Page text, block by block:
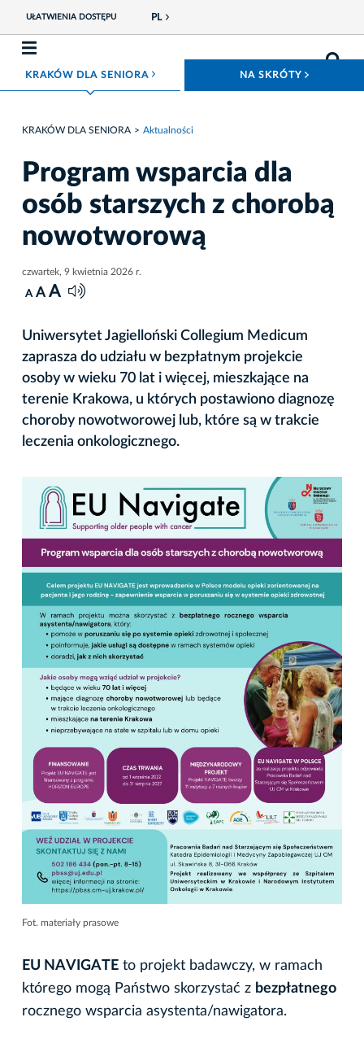
UŁATWIENIA DOSTĘPU PL
KRAKÓW DLA SENIORAROZWIŃ MENU NA SKRÓTY
KRAKÓW DLA SENIORA Aktualności
Program wsparcia dla
osób starszych z chorobą
nowotworową
czwartek, 9 kwietnia 2026 r.
A A A
Uniwersytet Jagielloński Collegium Medicum
zaprasza do udziału w bezpłatnym projekcie
osoby w wieku 70 lat i więcej, mieszkające na
terenie Krakowa, u których postawiono diagnozę
choroby nowotworowej lub, które są w trakcie
leczenia onkologicznego.
Fot. materiały prasowe
EU NAVIGATE to projekt badawczy, w ramach
którego mogą Państwo skorzystać z bezpłatnego
rocznego wsparcia asystenta/nawigatora.